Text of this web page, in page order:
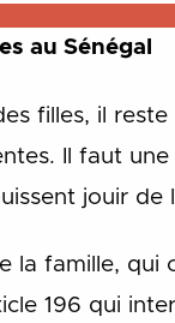
au Sénégal
filles, il
Il faut
jouir de
la famille, qui
196 qui